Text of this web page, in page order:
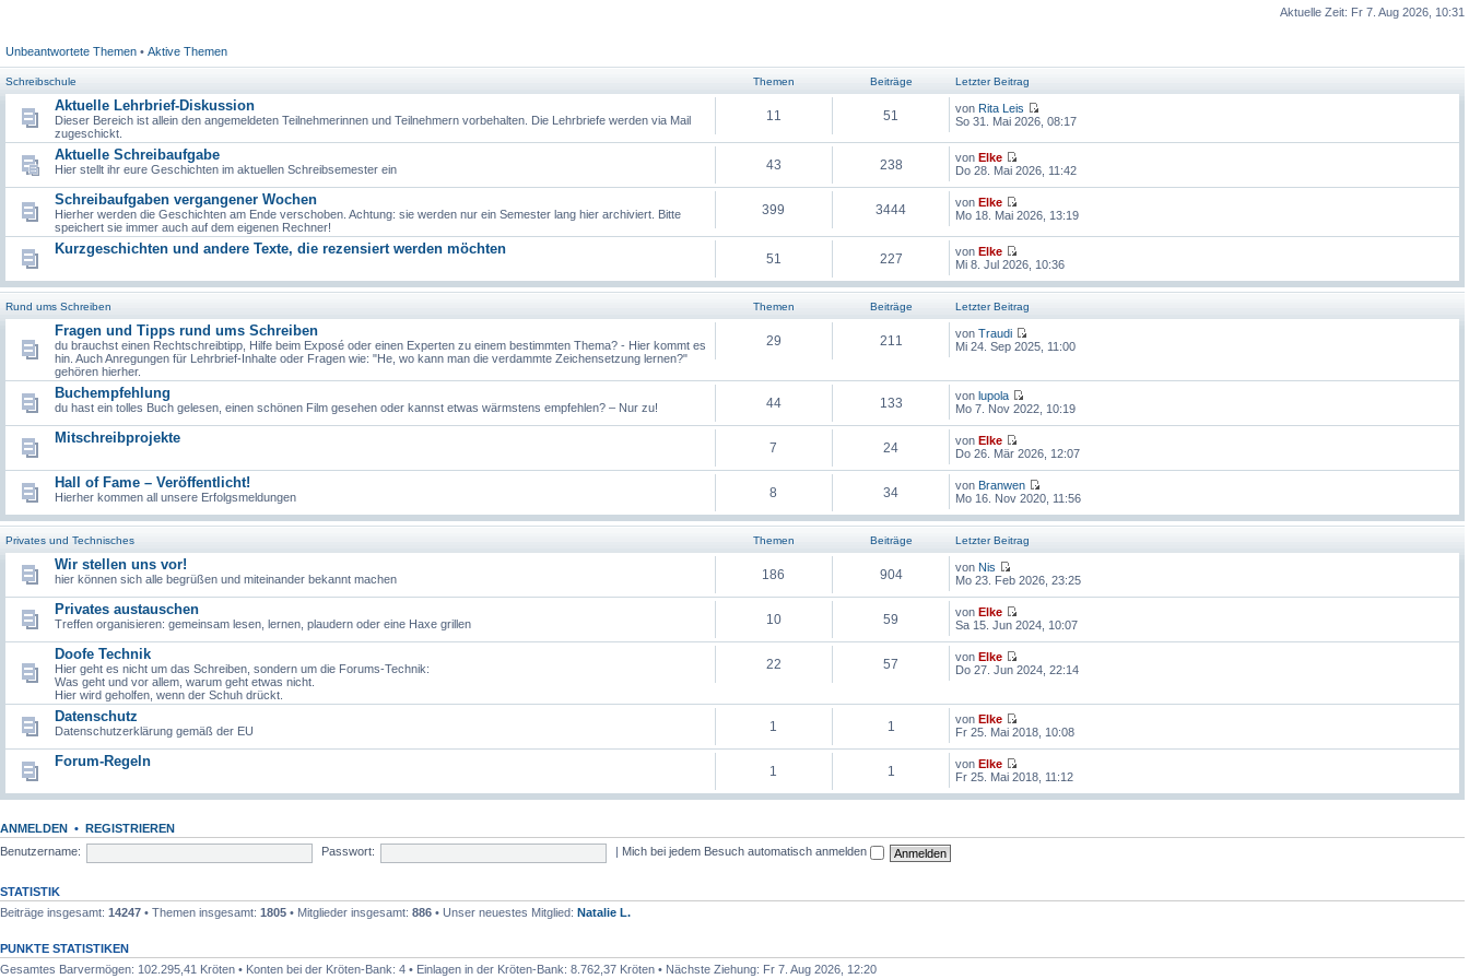
Aktuelle Zeit: Fr 7. Aug 2026, 10:31
Unbeantwortete Themen • Aktive Themen
Schreibschule Themen Beiträge Letzter Beitrag
Aktuelle Lehrbrief-Diskussion
Dieser Bereich ist allein den angemeldeten Teilnehmerinnen und Teilnehmern vorbehalten. Die Lehrbriefe werden via Mail
zugeschickt.
11 51 von Rita Leis
So 31. Mai 2026, 08:17
Aktuelle Schreibaufgabe
Hier stellt ihr eure Geschichten im aktuellen Schreibsemester ein 43 238 vonElke
Do 28. Mai 2026, 11:42
Schreibaufgaben vergangener Wochen
Hierher werden die Geschichten am Ende verschoben. Achtung: sie werden nur ein Semester lang hier archiviert. Bitte
speichert sie immer auch auf dem eigenen Rechner!
399 3444 vonElke
Mo 18. Mai 2026, 13:19
Kurzgeschichten und andere Texte, die rezensiert werden möchten
51 227 vonElke
Mi 8. Jul 2026, 10:36
Rund ums Schreiben Themen Beiträge Letzter Beitrag
Fragen und Tipps rund ums Schreiben
du brauchst einen Rechtschreibtipp, Hilfe beim Exposé oder einen Experten zu einem bestimmten Thema? - Hier kommt es
hin. Auch Anregungen für Lehrbrief-Inhalte oder Fragen wie: "He, wo kann man die verdammte Zeichensetzung lernen?"
gehören hierher.
29 211 vonTraudi
Mi 24. Sep 2025, 11:00
Buchempfehlung
du hast ein tolles Buch gelesen, einen schönen Film gesehen oder kannst etwas wärmstens empfehlen? – Nur zu! 44 133 vonlupola
Mo 7. Nov 2022, 10:19
Mitschreibprojekte
7 24 vonElke
Do 26. Mär 2026, 12:07
Hall of Fame – Veröffentlicht!
Hierher kommen all unsere Erfolgsmeldungen 8 34 von Branwen
Mo 16. Nov 2020, 11:56
Privates und Technisches Themen Beiträge Letzter Beitrag
Wir stellen uns vor!
hier können sich alle begrüßen und miteinander bekannt machen 186 904 von Nis
Mo 23. Feb 2026, 23:25
Privates austauschen
Treffen organisieren: gemeinsam lesen, lernen, plaudern oder eine Haxe grillen 10 59 vonElke
Sa 15. Jun 2024, 10:07
Doofe Technik
Hier geht es nicht um das Schreiben, sondern um die Forums-Technik:
Was geht und vor allem, warum geht etwas nicht.
Hier wird geholfen, wenn der Schuh drückt.
22 57 vonElke
Do 27. Jun 2024, 22:14
Datenschutz
Datenschutzerklärung gemäß der EU 1 1 vonElke
Fr 25. Mai 2018, 10:08
Forum-Regeln
1 1 vonElke
Fr 25. Mai 2018, 11:12
ANMELDEN • REGISTRIEREN
Benutzername:
Passwort: Mich bei jedem Besuch automatisch anmelden
STATISTIK
Beiträge insgesamt: 14247 • Themen insgesamt: 1805 • Mitglieder insgesamt: 886 • Unser neuestes Mitglied: Natalie L.
PUNKTE STATISTIKEN
Gesamtes Barvermögen: 102.295,41 Kröten • Konten bei der Kröten-Bank: 4 • Einlagen in der Kröten-Bank: 8.762,37 Kröten • Nächste Ziehung: Fr 7. Aug 2026, 12:20